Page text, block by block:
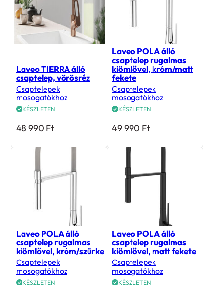
Laveo TIERRA álló
csaptelep, vörösréz
Csaptelepek
mosogatókhoz
KÉSZLETEN
48 990 Ft
Laveo POLA álló
csaptelep rugalmas
kiömlővel, króm/matt
fekete
Csaptelepek
mosogatókhoz
KÉSZLETEN
49 990 Ft
Laveo POLA álló
csaptelep rugalmas
kiömlővel, króm/szürke
Csaptelepek
mosogatókhoz
KÉSZLETEN
Laveo POLA álló
csaptelep rugalmas
kiömlővel, matt fekete
Csaptelepek
mosogatókhoz
KÉSZLETEN